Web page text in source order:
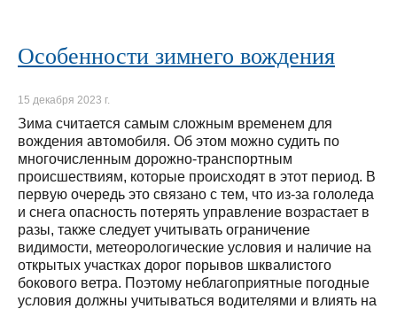
Особенности зимнего вождения
15 декабря 2023 г.
Зима считается самым сложным временем для
вождения автомобиля. Об этом можно судить по
многочисленным дорожно-транспортным
происшествиям, которые происходят в этот период. В
первую очередь это связано с тем, что из-за гололеда
и снега опасность потерять управление возрастает в
разы, также следует учитывать ограничение
видимости, метеорологические условия и наличие на
открытых участках дорог порывов шквалистого
бокового ветра. Поэтому неблагоприятные погодные
условия должны учитываться водителями и влиять на